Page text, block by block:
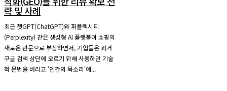
략 및 사례
최근 챗GPT(ChatGPT)와 퍼플렉시티
(Perplexity) 같은 생성형 AI 플랫폼이 쇼핑의
새로운 관문으로 부상하면서, 기업들은 과거
구글 검색 상단에 오르기 위해 사용하던 기술
적 문법을 버리고 '인간의 목소리'에...